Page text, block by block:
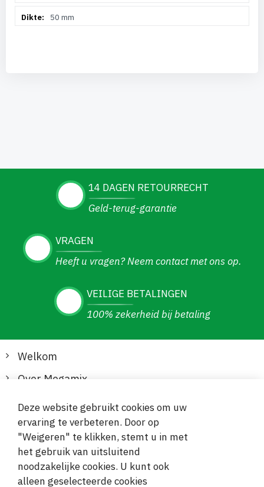
50 mm
14 DAGEN RETOURRECHT
Geld-terug-garantie
VRAGEN
Heeft u vragen? Neem contact met ons op.
VEILIGE BETALINGEN
100% zekerheid bij betaling
Welkom
Over Megamix
Informatie
Klantenservice
Veilige en gemakkelijke betalingen
Deze website gebruikt cookies om uw
ervaring te verbeteren. Door op
"Weigeren" te klikken, stemt u in met
het gebruik van uitsluitend
noodzakelijke cookies. U kunt ook
alleen geselecteerde cookies